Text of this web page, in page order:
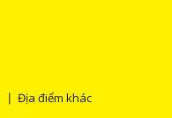
Địa điểm khác